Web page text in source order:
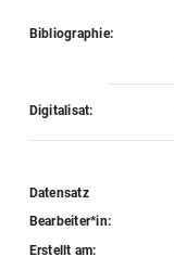
Bibliographie:
Digitalisat:
Datensatz
Bearbeiter*in:
Erstellt am: